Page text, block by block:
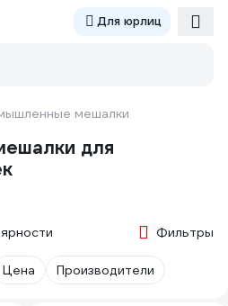
Для юрлиц
мешалки
для
Фильтры
Цена Производители